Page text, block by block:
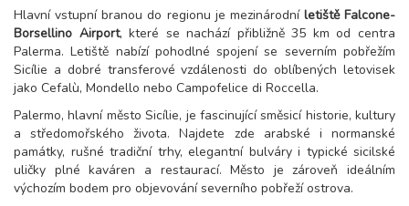
Hlavní vstupní branou do regionu je mezinárodní letiště Falcone-
Borsellino Airport, které se nachází přibližně 35 km od centra
Palerma. Letiště nabízí pohodlné spojení se severním pobřežím
Sicílie a dobré transferové vzdálenosti do oblíbených letovisek
jako Cefalù, Mondello nebo Campofelice di Roccella.
Palermo, hlavní město Sicílie, je fascinující směsicí historie, kultury
a středomořského života. Najdete zde arabské i normanské
památky, rušné tradiční trhy, elegantní bulváry i typické sicilské
uličky plné kaváren a restaurací. Město je zároveň ideálním
výchozím bodem pro objevování severního pobřeží ostrova.